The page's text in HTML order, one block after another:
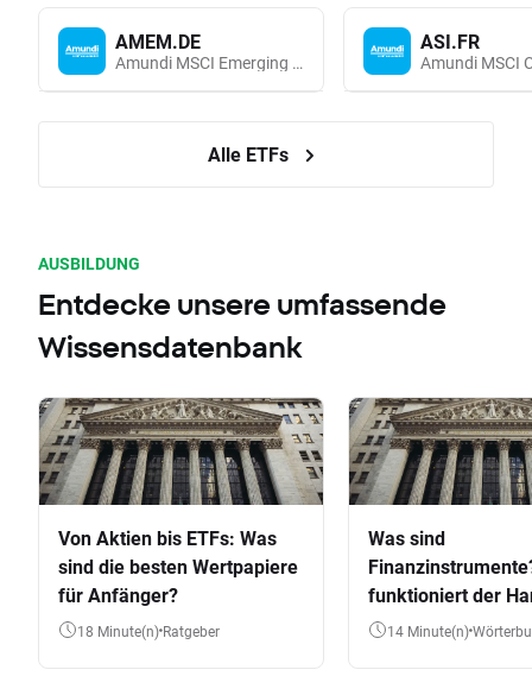
AMEM.DE
Amundi MSCI Emerging Markets UCITS (Acc EUR)
ASI.FR
Alle ETFs
AUSBILDUNG
Entdecke unsere umfassende
Wissensdatenbank
Von Aktien bis ETFs: Was
sind die besten Wertpapiere
für Anfänger?
18 Minute(n) Ratgeber
Was sind
funktioniert der
Aktien, ETFs & Co.
14 Minute(n)